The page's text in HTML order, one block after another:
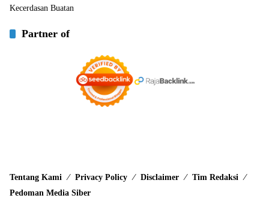
Kecerdasan Buatan
Partner of
Tentang Kami Privacy Policy Disclaimer
Tim Redaksi
Pedoman Media Siber